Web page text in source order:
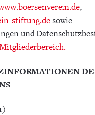
,
stiftung.desowie
und